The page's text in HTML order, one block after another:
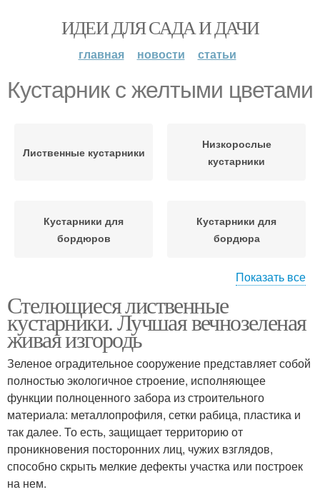
ИДЕИ ДЛЯ САДА И ДАЧИ
главная новости статьи
Кустарник с желтыми цветами
Лиственные кустарники
Низкорослые
кустарники
Кустарники для
бордюров
Кустарники для
бордюра
Бордюрные кустарники Ползучие кустарники
Декоративные
кустарники
Стелющиеся
кустарники
Кустарники для сада
Показать все
Стелющиеся лиственные
кустарники. Лучшая вечнозеленая
живая изгородь
Зеленое оградительное сооружение представляет собой
полностью экологичное строение, исполняющее
функции полноценного забора из строительного
материала: металлопрофиля, сетки рабица, пластика и
так далее. То есть, защищает территорию от
проникновения посторонних лиц, чужих взглядов,
способно скрыть мелкие дефекты участка или построек
на нем.